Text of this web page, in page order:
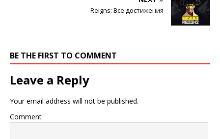
Reigns: Все достижения
BE THE FIRST TO COMMENT
Leave a Reply
Your email address will not be published.
Comment